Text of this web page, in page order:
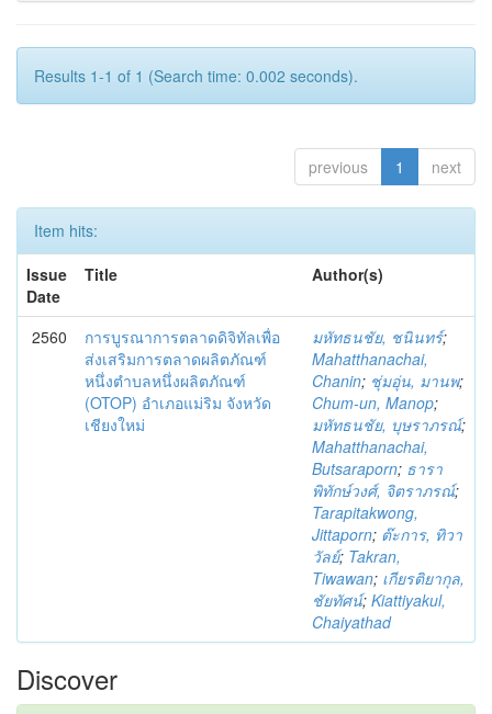
Results 1-1 of 1 (Search time: 0.002 seconds).
previous 1 next
Item hits:
Issue
Date
Title Author(s)
2560
การบูรณาการตลาดดิจิทัลเพื่อ
ส่งเสริมการตลาดผลิตภัณฑ์
หนึ่งตำบลหนึ่งผลิตภัณฑ์
(OTOP) อำเภอแม่ริม จังหวัด
เชียงใหม่
มหัทธนชัย, ชนินทร์;
Mahatthanachai,
Chanin; ชุ่มอุ่น, มานพ;
Chum-un, Manop;
มหัทธนชัย, บุษราภรณ์;
Mahatthanachai,
Butsaraporn; ธารา
พิทักษ์วงศ์, จิตราภรณ์;
Tarapitakwong,
Jittaporn; ต๊ะการ, ทิวา
วัลย์; Takran,
Tiwawan; เกียรติยากุล,
ชัยทัศน์; Kiattiyakul,
Chaiyathad
Discover